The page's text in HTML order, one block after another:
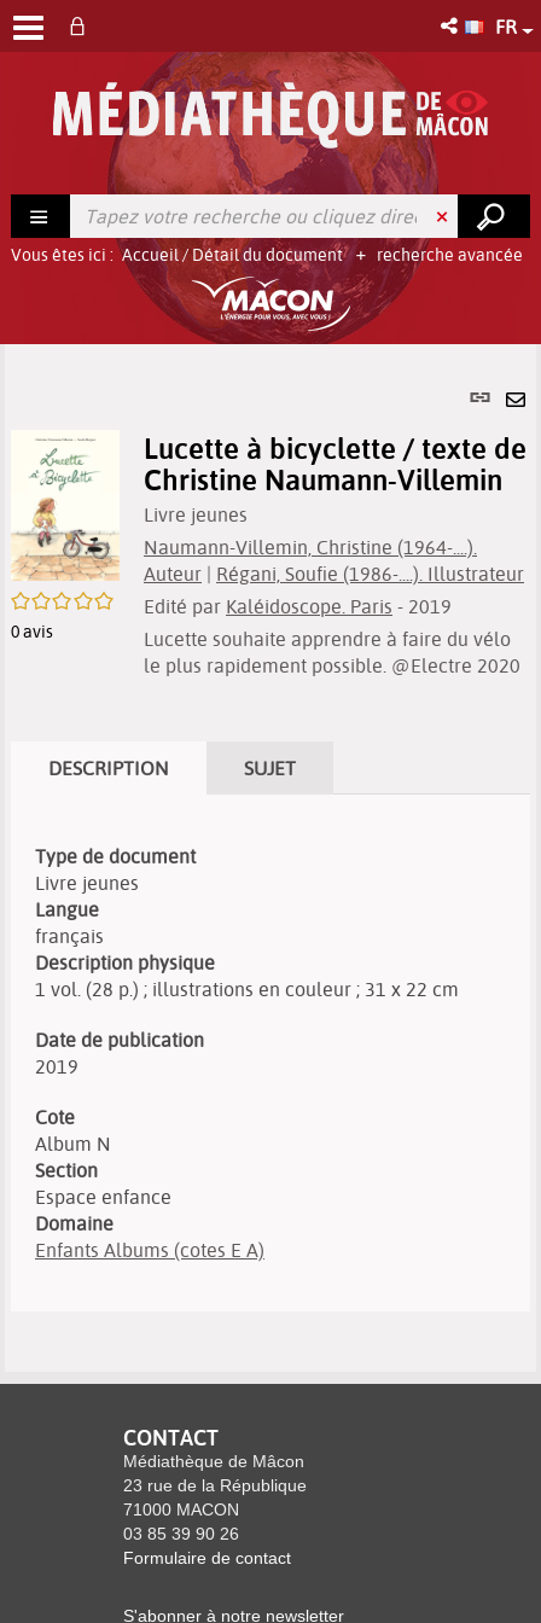
FR
recherche avancée
Vous êtes ici : Accueil/ Détail du document
Lien
/5
0avis
Lucette à bicyclette / texte de
Christine Naumann-Villemin
Livre jeunes
Naumann-Villemin, Christine (1964-....).
Auteur | Régani, Soufie (1986-....). Illustrateur
Edité par Kaléidoscope. Paris - 2019
Lucette souhaite apprendre à faire du vélo
le plus rapidement possible. @Electre 2020
DESCRIPTION SUJET
Type de document
Livre jeunes
Langue
français
Description physique
1 vol. (28 p.) ; illustrations en couleur ; 31 x 22 cm
Date de publication
2019
Cote
Album N
Section
Espace enfance
Domaine
Enfants Albums (cotes E A)
CONTACT
Médiathèque de Mâcon
23 rue de la République
71000 MACON
03 85 39 90 26
Formulaire de contact
S'abonner à notre newsletter